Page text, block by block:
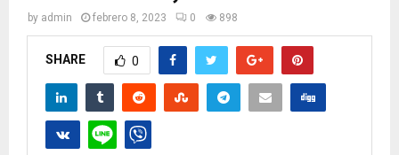
by admin febrero 8, 2023 0 898
SHARE 0